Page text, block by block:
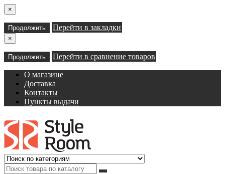
×
Продолжить Перейти в закладки
×
Продолжить Перейти в сравнение товаров
О магазине
Доставка
Контакты
Пункты выдачи